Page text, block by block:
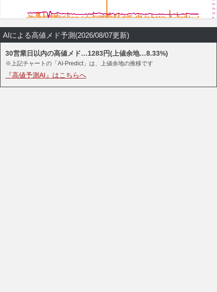
AIによる高値メド予測(2026/08/07更新)
30営業日以内の高値メド…1283円(上値余地…8.33%)
※上記チャートの「AI-Predict」は、上値余地の推移です
『高値予測AI』はこちらへ